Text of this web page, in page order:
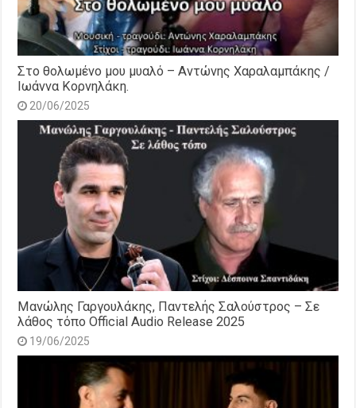
Στο θολωμένο μου μυαλό – Αντώνης Χαραλαμπάκης /
Ιωάννα Κορνηλάκη.
20/06/2025
Μανώλης Γαργουλάκης, Παντελής Σαλούστρος – Σε
λάθος τόπο Official Audio Release 2025
19/06/2025